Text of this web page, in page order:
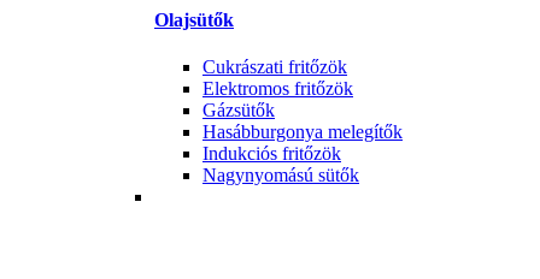
Olajsütők
Cukrászati fritőzök
Elektromos fritőzök
Gázsütők
Hasábburgonya melegítők
Indukciós fritőzök
Nagynyomású sütők